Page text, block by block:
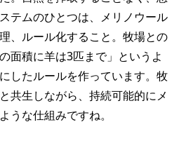
テムのひとつは、メリノウール
、ルール化すること。牧場との
面積に羊は3匹まで」というよ
したルールを作っています。牧
共生しながら、持続可能的にメ
うな仕組みですね。